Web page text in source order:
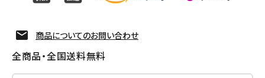
商品についてのお問い合わせ
全商品・全国送料無料